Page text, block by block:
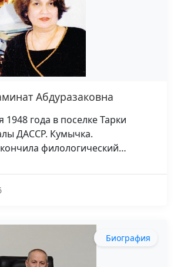
Абдуразаковна
1948 года в поселке Тарки
ДАССР. Кумычка.
филологический…
Биография